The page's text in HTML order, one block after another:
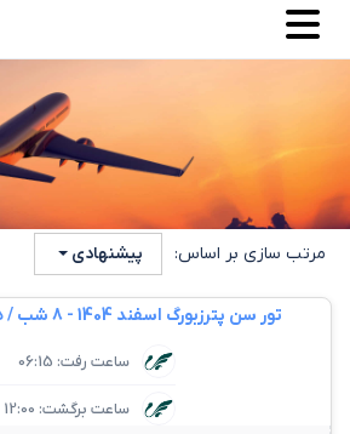
مرتب سازی بر اساس: پیشنهادی
تور سن پترزبورگ اسفند 1404 - 8 شب / هواپیمائی ماهان
ساعت رفت: 06:15
ساعت برگشت: 12:00